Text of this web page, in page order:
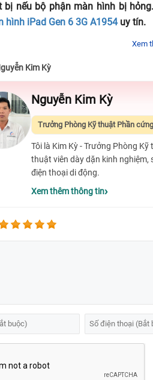
bị nếu bộ phận màn hình bị
hình iPad Gen 6 3G A1954uy tín.
đôi nét về iPad Gen 6
công ra mắt sản phẩm iPad
iPad Gen 6 mang lại điểm mạnh gì?
biết cách tối ưu phần cứng và
của nó.
Xem
Kim Kỳ
Nguyễn Kim Kỳ
Trưởng Phòng Kỹ thuật Phần cứng
Tôi là Kim Kỳ - Trưởng Phòng
thuật viên dày dặn kinh
điện thoại di động.
Xem thêm thông tin